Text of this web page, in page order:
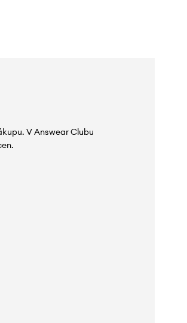
V Answear Clubu